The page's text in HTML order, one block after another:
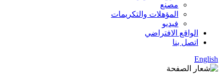
مصنع
المؤهلات والتكريمات
فيديو
الواقع الافتراضي
اتصل بنا
English